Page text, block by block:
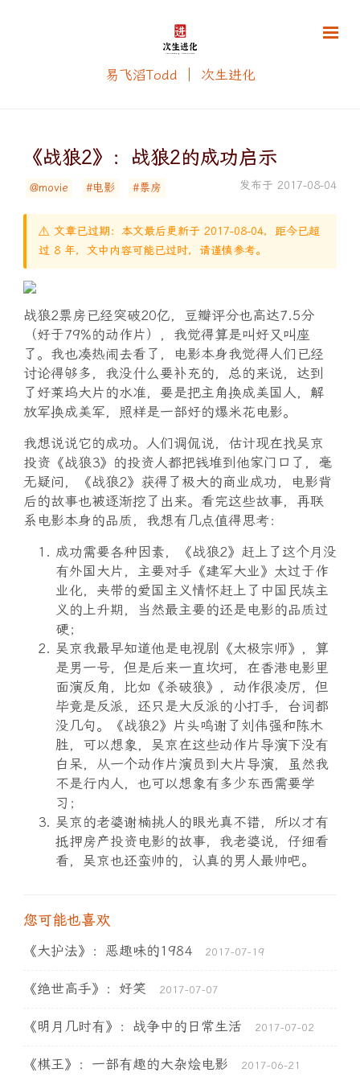
易飞滔Todd ｜ 次生进化
《战狼2》：战狼2的成功启示
发布于 2017-08-04
@movie #电影 #票房
⚠️ 文章已过期：本文最后更新于 2017-08-04，距今已超
过 8 年，文中内容可能已过时，请谨慎参考。
战狼2票房已经突破20亿，豆瓣评分也高达7.5分
（好于79%的动作片），我觉得算是叫好又叫座
了。我也凑热闹去看了，电影本身我觉得人们已经
讨论得够多，我没什么要补充的，总的来说，达到
了好莱坞大片的水准，要是把主角换成美国人，解
放军换成美军，照样是一部好的爆米花电影。
我想说说它的成功。人们调侃说，估计现在找吴京
投资《战狼3》的投资人都把钱堆到他家门口了，毫
无疑问，《战狼2》获得了极大的商业成功，电影背
后的故事也被逐渐挖了出来。看完这些故事，再联
系电影本身的品质，我想有几点值得思考：
成功需要各种因素，《战狼2》赶上了这个月没
有外国大片，主要对手《建军大业》太过于作
业化，夹带的爱国主义情怀赶上了中国民族主
义的上升期，当然最主要的还是电影的品质过
硬；
吴京我最早知道他是电视剧《太极宗师》，算
是男一号，但是后来一直坎坷，在香港电影里
面演反角，比如《杀破狼》，动作很凌厉，但
毕竟是反派，还只是大反派的小打手，台词都
没几句。《战狼2》片头鸣谢了刘伟强和陈木
胜，可以想象，吴京在这些动作片导演下没有
白呆，从一个动作片演员到大片导演，虽然我
不是行内人，也可以想象有多少东西需要学
习；
吴京的老婆谢楠挑人的眼光真不错，所以才有
抵押房产投资电影的故事，我老婆说，仔细看
看，吴京也还蛮帅的，认真的男人最帅吧。
您可能也喜欢
《大护法》：恶趣味的1984 2017-07-19
《绝世高手》：好笑 2017-07-07
《明月几时有》：战争中的日常生活 2017-07-02
《棋王》：一部有趣的大杂烩电影 2017-06-21